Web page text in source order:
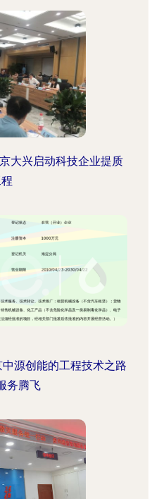
大兴启动科技企业提质
源创能的工程技术之路
务腾飞